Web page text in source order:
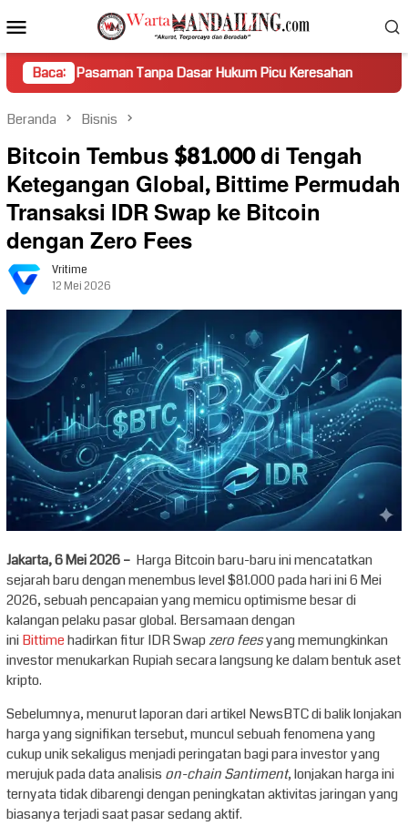
ke
kontenMobile
Baca:Tanpa Dasar Hukum Picu Keresahan Truk Miring
Beranda Bisnis
Bitcoin Tembus $81.000 di Tengah
Ketegangan Global, Bittime Permudah
Transaksi IDR Swap ke Bitcoin
dengan Zero Fees
Vritime
12 Mei 2026
Jakarta, 6 Mei 2026 – Harga Bitcoin baru-baru ini mencatatkan
sejarah baru dengan menembus level $81.000 pada hari ini 6 Mei
2026, sebuah pencapaian yang memicu optimisme besar di
kalangan pelaku pasar global. Bersamaan dengan
iniBittimehadirkan fitur IDR Swapzero feesyang memungkinkan
investor menukarkan Rupiah secara langsung ke dalam bentuk aset
kripto.
Sebelumnya, menurut laporan dari artikel NewsBTC di balik lonjakan
harga yang signifikan tersebut, muncul sebuah fenomena yang
cukup unik sekaligus menjadi peringatan bagi para investor yang
merujuk pada data analisis on-chainSantiment, lonjakan harga ini
ternyata tidak dibarengi dengan peningkatan aktivitas jaringan yang
biasanya terjadi saat pasar sedang aktif.